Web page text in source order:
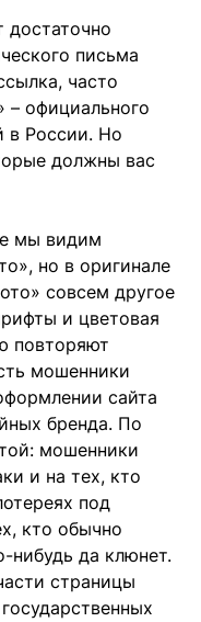
достаточно
письма
часто
– официального
в России. Но
должны вас
мы видим
но в оригинале
совсем другое
и цветовая
повторяют
мошенники
сайта
бренда. По
мошенники
и на тех, кто
под
кто обычно
нибудь да клюнет.
страницы